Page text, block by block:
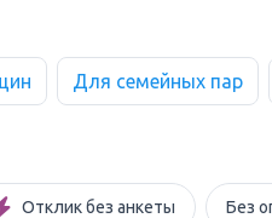
Для семейных пар
Отклик без анкеты Без